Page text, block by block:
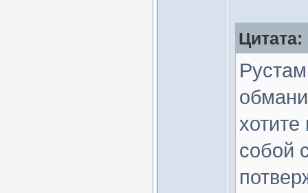
Цитата:
собой